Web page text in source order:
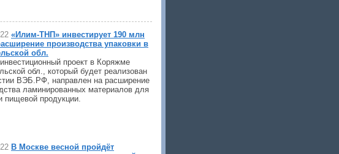
«Илим-ТНП» инвестирует 190 млн
производства упаковки в
обл.
проект в Коряжме
обл., который будет реализован
ВЭБ.РФ, направлен на расширение
ламинированных материалов для
пищевой продукции.
В Москве весной пройдёт